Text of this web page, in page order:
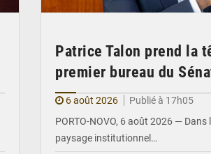
Patrice Talon prend la
premier bureau du
6 août 2026
Publié à 17h05
PORTO-NOVO, 6 août 2026 — Dans
paysage institutionnel…